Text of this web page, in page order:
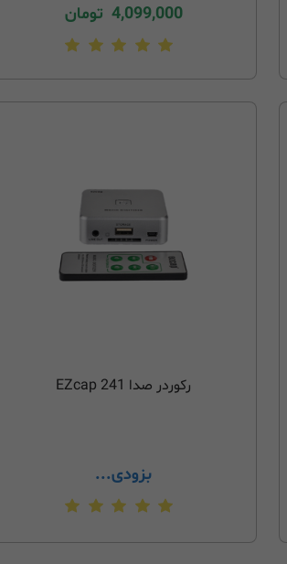
4,099,000 تومان
رکوردر صدا EZcap 241
بزودی...